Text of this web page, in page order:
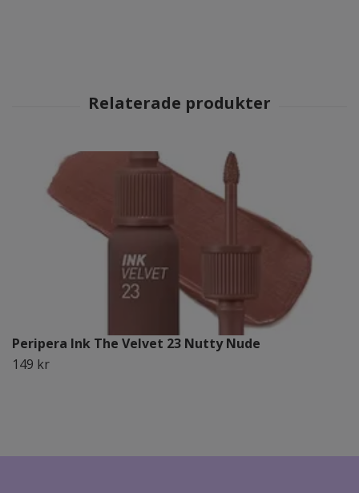
Peripera Ink The Velvet 23 Nutty Nude
149 kr